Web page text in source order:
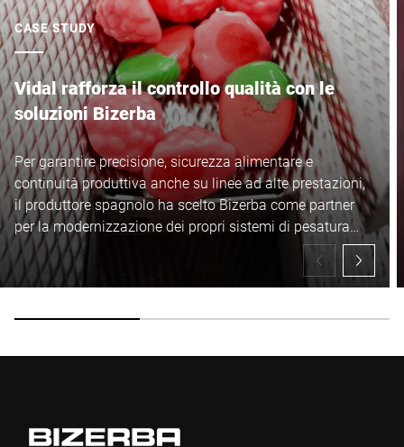
CASE STUDY
Vidal rafforza il controllo qualità con le
soluzioni Bizerba
Per garantire precisione, sicurezza alimentare e
continuità produttiva anche su linee ad alte prestazioni,
il produttore spagnolo ha scelto Bizerba come partner
per la modernizzazione dei propri sistemi di pesatura
dinamica e ispezione.